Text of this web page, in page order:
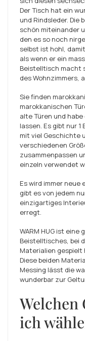
Der Tisch hat ein
und Rindsleder. Die
schön miteinander
den es so noch
selbst ist hohl,
als wenn er ein
Beistelltisch macht
des Wohnzimmers,
Sie finden
marokkanischen
alte Türen und
lassen. Es gibt nur
mit viel Geschichte
verschiedenen
zusammenpassen
einzeln verwendet
Es wird immer
gibt es von jedem
einzigartiges
erregt.
WARM HUG ist
Beistelltisches, bei
Materialien gespielt
Diese beiden
Messing lässt die
wunderbar zur
Welchen
ich